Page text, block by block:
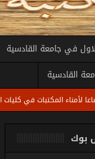
في جامعة القادسية
القادسية
المكتبات في كليات الجامعة
الاستاذ مروان عبد الرزاق
بوك